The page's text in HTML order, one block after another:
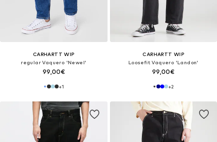
CARHARTT WIP
regular Vaquero 'Newel'
99,00€
+1
CARHARTT WIP
Loosefit Vaquero 'Landon'
99,00€
+2